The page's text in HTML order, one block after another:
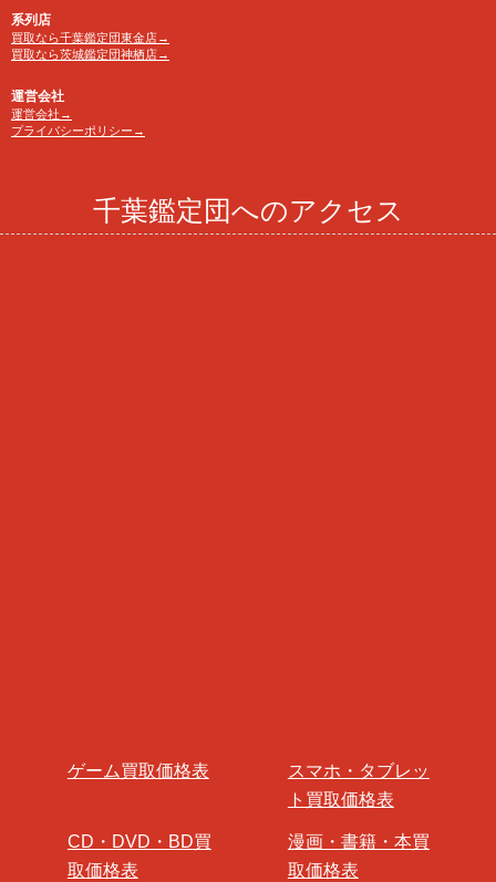
系列店
買取なら千葉鑑定団東金店→
買取なら茨城鑑定団神栖店→
運営会社
運営会社→
プライバシーポリシー→
千葉鑑定団へのアクセス
ゲーム買取価格表
スマホ・タブレッ
ト買取価格表
CD・DVD・BD買
取価格表
漫画・書籍・本買
取価格表